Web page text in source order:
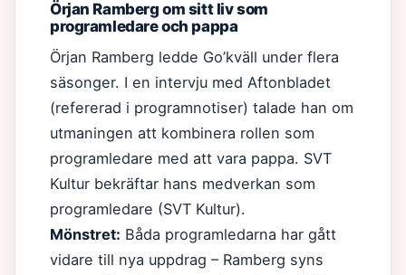
Örjan Ramberg om sitt liv som
programledare och pappa
Örjan Ramberg ledde Go’kväll under flera
säsonger. I en intervju med Aftonbladet
(refererad i programnotiser) talade han om
utmaningen att kombinera rollen som
programledare med att vara pappa. SVT
Kultur bekräftar hans medverkan som
programledare (SVT Kultur).
Mönstret: Båda programledarna har gått
vidare till nya uppdrag – Ramberg syns